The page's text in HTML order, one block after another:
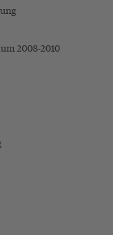
2008-2010